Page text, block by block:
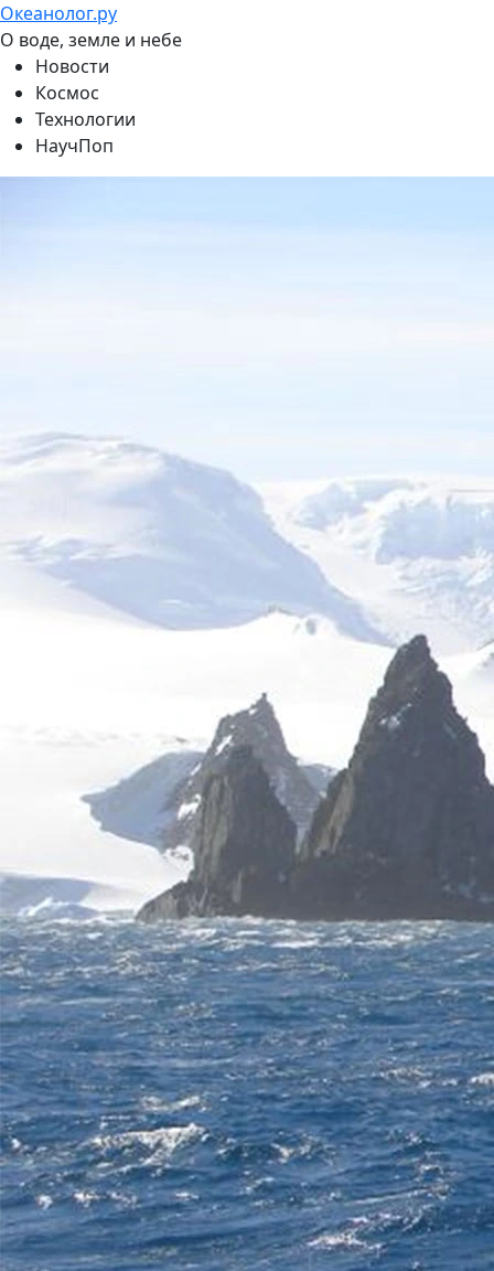
Океанолог.ру
О воде, земле и небе
Новости
Космос
Технологии
НаучПоп